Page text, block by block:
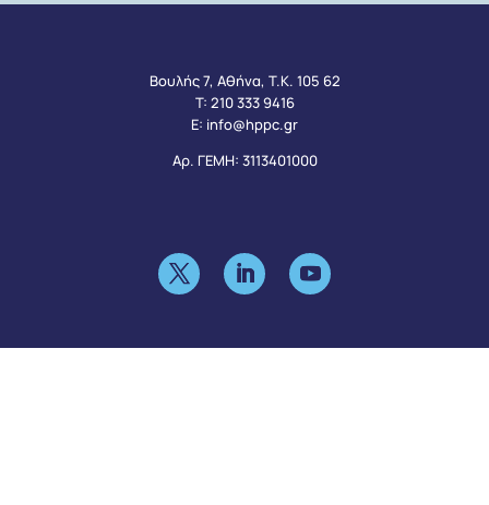
Βουλής 7, Αθήνα, Τ.Κ. 105 62
Τ: 210 333 9416
Ε: info@hppc.gr
Αρ. ΓΕΜΗ: 3113401000